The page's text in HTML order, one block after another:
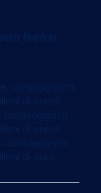
finirà in
caravaggista
di euroIl
caravaggista
di euroIl
caravaggista
di euro